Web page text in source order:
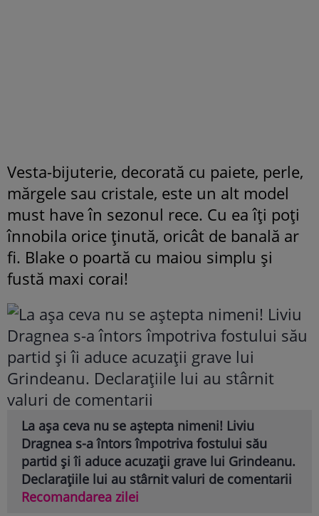
Vesta-bijuterie, decorată cu paiete, perle,
mărgele sau cristale, este un alt model
must have în sezonul rece. Cu ea îţi poţi
înnobila orice ţinută, oricât de banală ar
fi. Blake o poartă cu maiou simplu şi
fustă maxi corai!
La așa ceva nu se aștepta nimeni! Liviu
Dragnea s-a întors împotriva fostului său
partid și îi aduce acuzații grave lui Grindeanu.
Declarațiile lui au stârnit valuri de comentarii
Recomandarea zilei